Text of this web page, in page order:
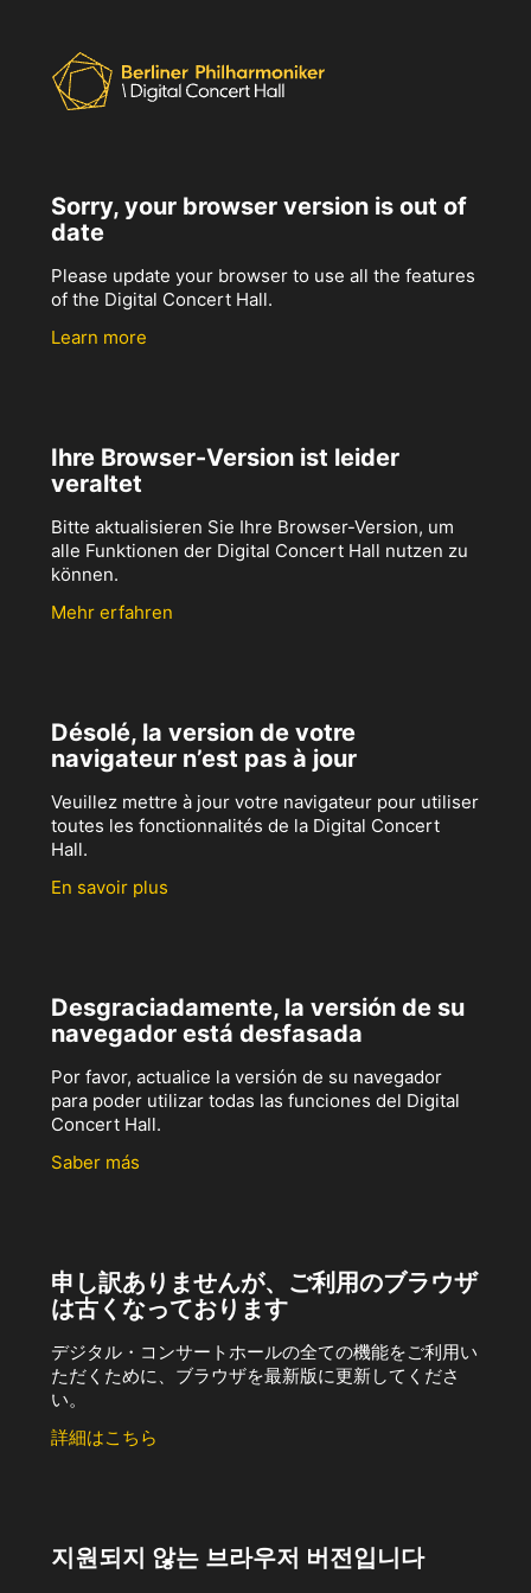
Sorry, your browser version is out of
date
Please update your browser to use all the features
of the Digital Concert Hall.
Learn more
Ihre Browser-Version ist leider
veraltet
Bitte aktualisieren Sie Ihre Browser-Version, um
alle Funktionen der Digital Concert Hall nutzen zu
können.
Mehr erfahren
Désolé, la version de votre
navigateur n’est pas à jour
Veuillez mettre à jour votre navigateur pour utiliser
toutes les fonctionnalités de la Digital Concert
Hall.
En savoir plus
Desgraciadamente, la versión de su
navegador está desfasada
Por favor, actualice la versión de su navegador
para poder utilizar todas las funciones del Digital
Concert Hall.
Saber más
申し訳ありませんが、ご利用のブラウザ
は古くなっております
デジタル・コンサートホールの全ての機能をご利用い
ただくために、ブラウザを最新版に更新してくださ
い。
詳細はこちら
지원되지 않는 브라우저 버전입니다